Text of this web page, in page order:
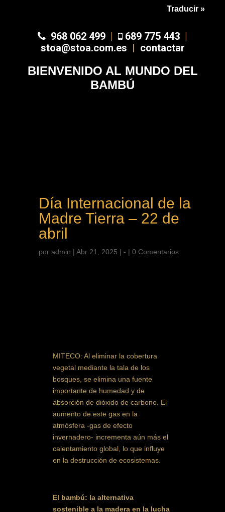
968 062 499 | 689 775 443 |
stoa@stoa.com.es | contactar
BIENVENIDO AL MUNDO DEL
BAMBÚ
Día Internacional de la
Madre Tierra – 22 de
abril
poradmin |Abr 21, 2025 |- |0 Comentarios
MITECO: Al eliminar la cobertura
vegetal mediante la tala de los
bosques, se elimina una fuente
importante de humedad y de
absorción de dióxido de carbono. El
aumento de este gas en la
atmósfera -gas de efecto
invernadero- incrementa aún más el
calentamiento global, lo que influye
en la destrucción de ecosistemas.
El bambú: la alternativa
sostenible a la madera en la lucha
Traducir »